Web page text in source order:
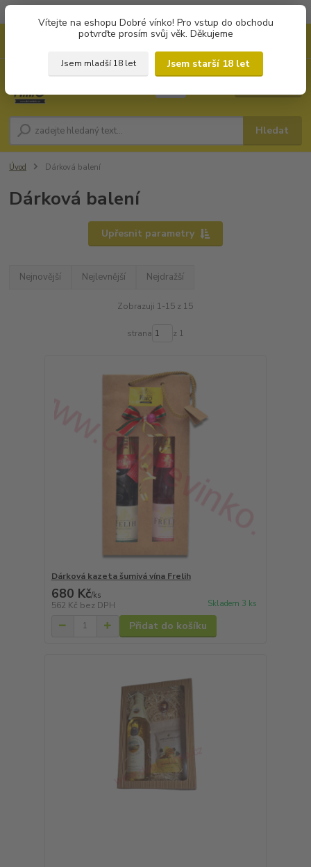
Vítejte na eshopu Dobré vínko! Pro vstup do obchodu
potvrďte prosím svůj věk. Děkujeme
Jsem mladší 18 let
Jsem starší 18 let
Hledat
Úvod Dárková balení
Dárková balení
Upřesnit parametry
Nejnovější Nejlevnější Nejdražší
Zobrazuji 1-15 z 15
strana z 1
Dárková kazeta šumivá vína Frelih
680 Kč/ks
562 Kč bez DPH Skladem 3 ks
Přidat do košíku